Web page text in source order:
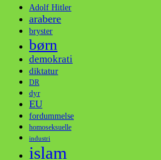
Adolf Hitler
arabere
bryster
børn
demokrati
diktatur
DR
dyr
EU
fordummelse
homoseksuelle
industri
islam